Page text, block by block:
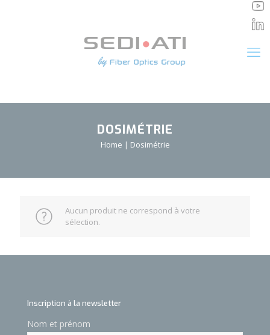
DOSIMÉTRIE
Home | Dosimétrie
Aucun produit ne correspond à votre
sélection.
Inscription à la newsletter
Nom et prénom